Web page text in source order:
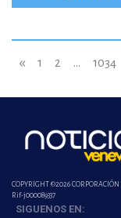
« 1 2 ... 1034
COPYRIGHT ©2026
Rif-j000089337
SIGUENOS EN: